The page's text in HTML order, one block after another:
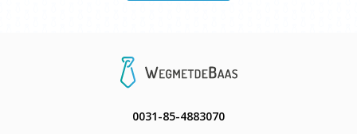
0031-85-4883070